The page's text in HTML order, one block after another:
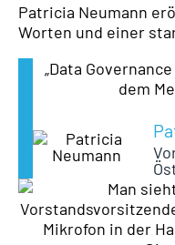
Patricia Neumann
Worten und einer
„Data
dem